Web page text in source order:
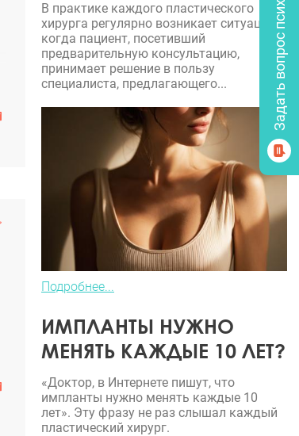
В практике каждого пластического
хирурга регулярно возникает ситуация,
когда пациент, посетивший
предварительную консультацию,
принимает решение в пользу
специалиста, предлагающего...
Подробнее...
ИМПЛАНТЫ НУЖНО
МЕНЯТЬ КАЖДЫЕ 10 ЛЕТ?
«Доктор, в Интернете пишут, что
импланты нужно менять каждые 10
лет». Эту фразу не раз слышал каждый
пластический хирург.
Задать вопрос психологу